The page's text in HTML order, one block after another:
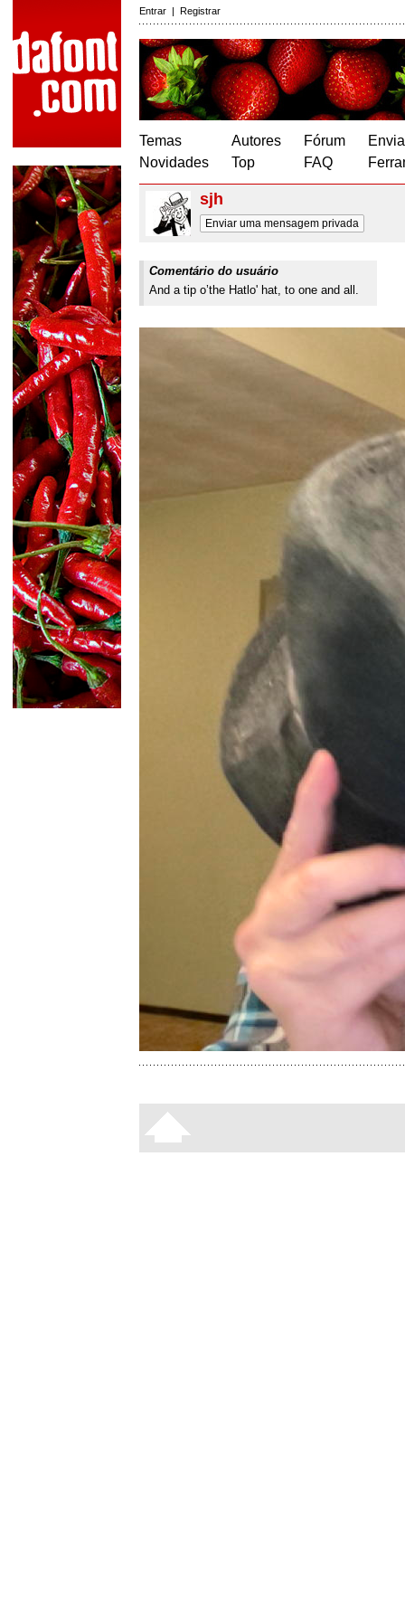
Entrar | Registrar
Temas
Novidades
Autores
Top
Fórum
FAQ
sjh
Enviar uma mensagem privada
Comentário do usuário
And a tip o’the Hatlo' hat, to one and all.